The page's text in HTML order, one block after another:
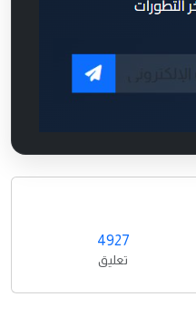
4927
تعليق